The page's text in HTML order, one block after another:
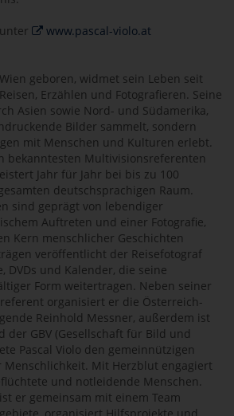
www.pascal-violo.at
geboren, widmet sein Leben seit
Erzählen und Fotografieren. Seine
Asien sowie Nord- und Südamerika,
Bilder sammelt, sondern
mit Menschen und Kulturen erlebt.
bekanntesten Multivisionsreferenten
Jahr für Jahr bei bis zu 100
deutschsprachigen Raum.
sind geprägt von lebendiger
Auftreten und einer Fotografie,
Kern menschlicher Geschichten
veröffentlicht der Reisefotograf
DVDs und Kalender, die seine
Form weitertragen. Neben seiner
organisiert er die Österreich-
Reinhold Messner, außerdem ist
der GBV (Gesellschaft für Bild und
Pascal Violo den gemeinnützigen
Menschlichkeit. Mit Herzblut engagiert
und notleidende Menschen.
er gemeinsam mit einem Team